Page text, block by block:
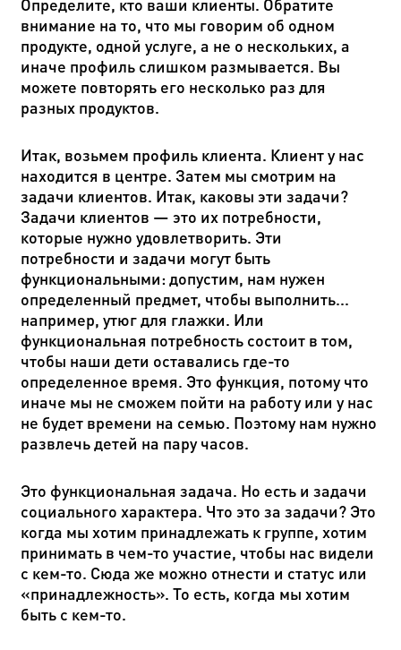
внимание на то, что мы говорим об одном
продукте, одной услуге, а не о нескольких, а
иначе профиль слишком размывается. Вы
можете повторять его несколько раз для
разных продуктов.
Итак, возьмем профиль клиента. Клиент у нас
находится в центре. Затем мы смотрим на
задачи клиентов. Итак, каковы эти задачи?
Задачи клиентов — это их потребности,
которые нужно удовлетворить. Эти
потребности и задачи могут быть
функциональными: допустим, нам нужен
определенный предмет, чтобы выполнить...
например, утюг для глажки. Или
функциональная потребность состоит в том,
чтобы наши дети оставались где-то
определенное время. Это функция, потому что
иначе мы не сможем пойти на работу или у нас
не будет времени на семью. Поэтому нам нужно
развлечь детей на пару часов.
Это функциональная задача. Но есть и задачи
социального характера. Что это за задачи? Это
когда мы хотим принадлежать к группе, хотим
принимать в чем-то участие, чтобы нас видели
с кем-то. Сюда же можно отнести и статус или
«принадлежность». То есть, когда мы хотим
быть с кем-то.